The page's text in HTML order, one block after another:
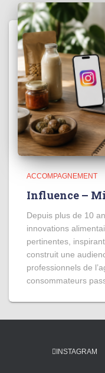
ACCOMPAGNEMENT
Influence –
Depuis plus de 10
innovations
pertinentes,
construit une
professionnels de
consommateurs
INSTAGRAM